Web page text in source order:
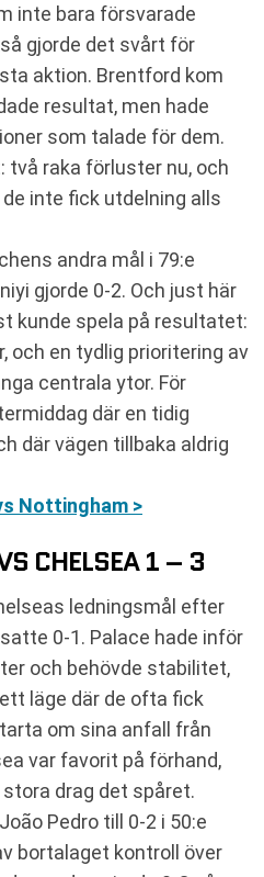
inte bara försvarade
gjorde det svårt för
aktion. Brentford kom
resultat, men hade
som talade för dem.
raka förluster nu, och
inte fick utdelning alls
andra mål i 79:e
gjorde 0-2. Och just här
kunde spela på resultatet:
och en tydlig prioritering av
centrala ytor. För
där en tidig
där vägen tillbaka aldrig
Nottingham >
CHELSEA 1 – 3
ledningsmål efter
0-1. Palace hade inför
och behövde stabilitet,
läge där de ofta fick
om sina anfall från
var favorit på förhand,
drag det spåret.
Pedro till 0-2 i 50:e
bortalaget kontroll över